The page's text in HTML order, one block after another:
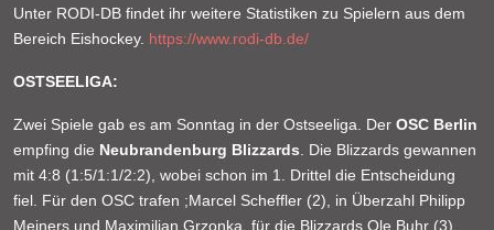
Unter RODI-DB findet ihr weitere Statistiken zu Spielern aus dem
Bereich Eishockey. https://www.rodi-db.de/
OSTSEELIGA:
Zwei Spiele gab es am Sonntag in der Ostseeliga. Der OSC Berlin
empfing die Neubrandenburg Blizzards . Die Blizzards gewannen
mit 4:8 (1:5/1:1/2:2), wobei schon im 1. Drittel die Entscheidung
fiel. Für den OSC trafen ;Marcel Scheffler (2), in Überzahl Philipp
Meiners und Maximilian Grzonka, für die Blizzards Ole Buhr (3),